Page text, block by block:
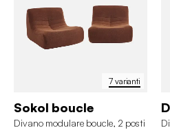
7 varianti
Sokol boucle
Divano modulare boucle, 2 posti